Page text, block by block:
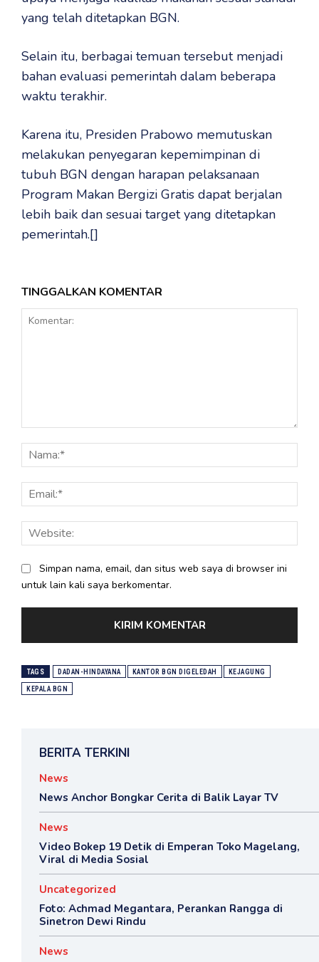
yang telah ditetapkan BGN.
Selain itu, berbagai temuan tersebut menjadi
bahan evaluasi pemerintah dalam beberapa
waktu terakhir.
Karena itu, Presiden Prabowo memutuskan
melakukan penyegaran kepemimpinan di
tubuh BGN dengan harapan pelaksanaan
Program Makan Bergizi Gratis dapat berjalan
lebih baik dan sesuai target yang ditetapkan
pemerintah.[]
TINGGALKAN KOMENTAR
Simpan nama, email, dan situs web saya di browser ini
untuk lain kali saya berkomentar.
TAGS DADAN-HINDAYANA KANTOR BGN DIGELEDAH KEJAGUNG
KEPALA BGN
BERITA TERKINI
News
News Anchor Bongkar Cerita di Balik Layar TV
News
Video Bokep 19 Detik di Emperan Toko Magelang,
Viral di Media Sosial
Uncategorized
Foto: Achmad Megantara, Perankan Rangga di
Sinetron Dewi Rindu
News